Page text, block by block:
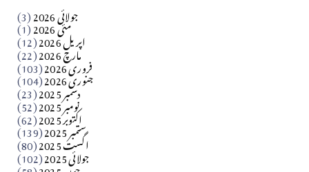
جولائی 2026 (3) مئی 2026 (1) اپریل 2026 (12) مارچ 2026 (22) فروری 2026 (103) جنوری 2026 (104) دسمبر 2025 (23) نومبر 2025 (52) اکتوبر 2025 (62) ستمبر 2025 (139) اگست 2025 (80) جولائی 2025 (102)